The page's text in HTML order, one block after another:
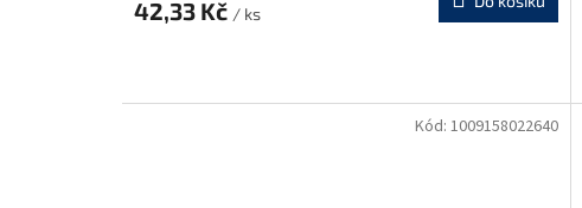
42,33 Kč / ks
Kód:1009158022640